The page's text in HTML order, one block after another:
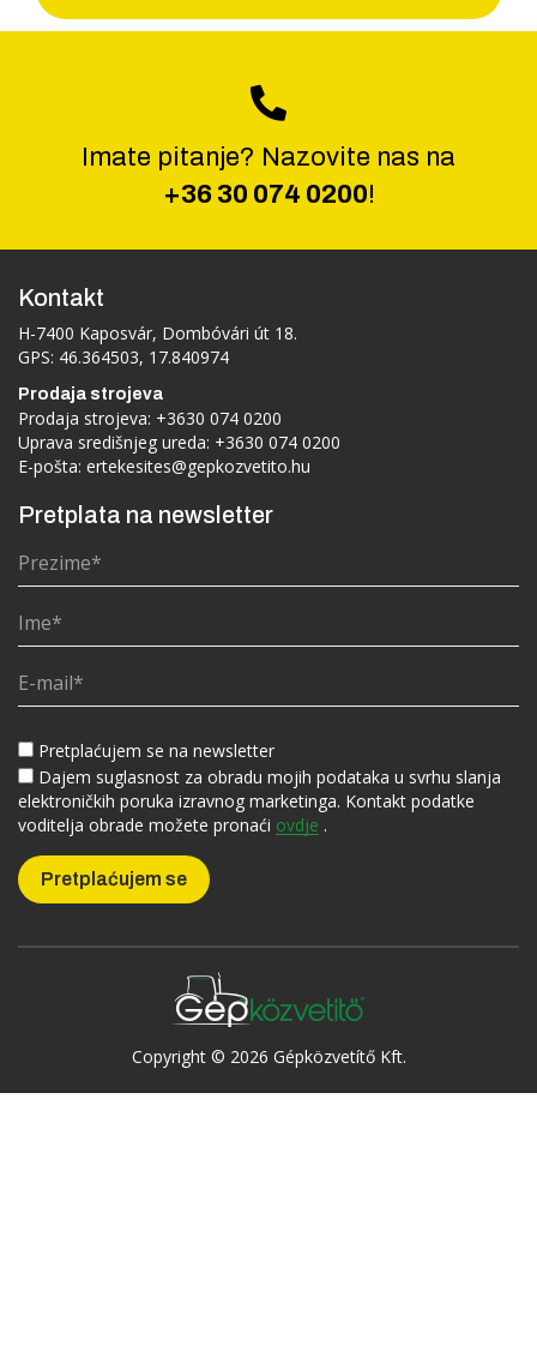
Imate pitanje? Nazovite nas na
+36 30 074 0200!
Kontakt
H-7400 Kaposvár, Dombóvári út 18.
GPS: 46.364503, 17.840974
Prodaja strojeva
Prodaja strojeva: +3630 074 0200
Uprava središnjeg ureda: +3630 074 0200
E-pošta: ertekesites@gepkozvetito.hu
Pretplata na newsletter
Pretplaćujem se na newsletter
Dajem suglasnost za obradu mojih podataka u svrhu slanja
elektroničkih poruka izravnog marketinga. Kontakt podatke
voditelja obrade možete pronaći ovdje .
Copyright © 2026 Gépközvetítő Kft.